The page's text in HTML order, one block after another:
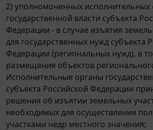
2) уполномоченных исполнительных
государственной власти субъекта
Федерации - в случае изъятия
для государственных нужд субъекта
Федерации (региональных нужд), в
размещения объектов
Исполнительные органы
субъекта Российской Федерации
решения об изъятии земельных
необходимых для осуществления
участками недр местного значения;